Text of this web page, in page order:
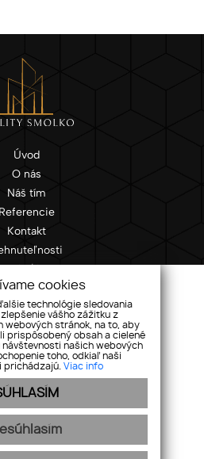
Úvod
O nás
Náš tím
Referencie
Kontakt
dopyt
GDPR
Cookies
24, 080 01 Prešov
903 755 777
| webex.digital
cookies
technológie sledovania
vášho zážitku z
webových stránok, na to, aby
prispôsobený obsah a cielené
návštevnosti našich webových
toho, odkiaľ naši
prichádzajú. Viac info